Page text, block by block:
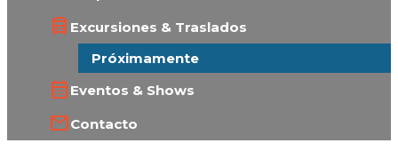
Excursiones & Traslados
Próximamente
Eventos & Shows
Contacto